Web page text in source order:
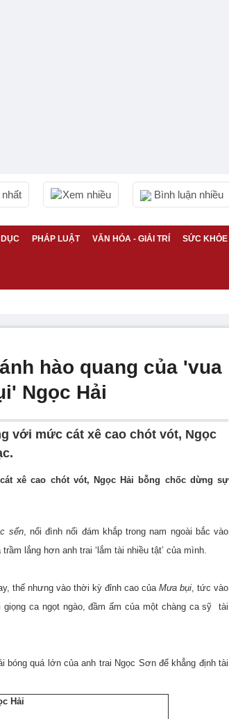
Xem nhiều Bình luận nhiều
PHÁP LUẬT VĂN HÓA - GIẢI TRÍ SỨC KHỎE
hào quang của 'vua
Ngọc Hải
với mức cát xê cao chót vót, Ngọc
xê cao chót vót, Ngọc Hải bỗng chốc dừng sự
sến, nổi đình nổi đám khắp trong nam ngoài bắc vào
lắng hơn anh trai ‘lắm tài nhiều tật’ của mình.
thế nhưng vào thời kỳ đỉnh cao của Mưa bụi, tức vào
ca ngọt ngào, đầm ấm của một chàng ca sỹ tài
quá lớn của anh trai Ngọc Sơn để khẳng định tài